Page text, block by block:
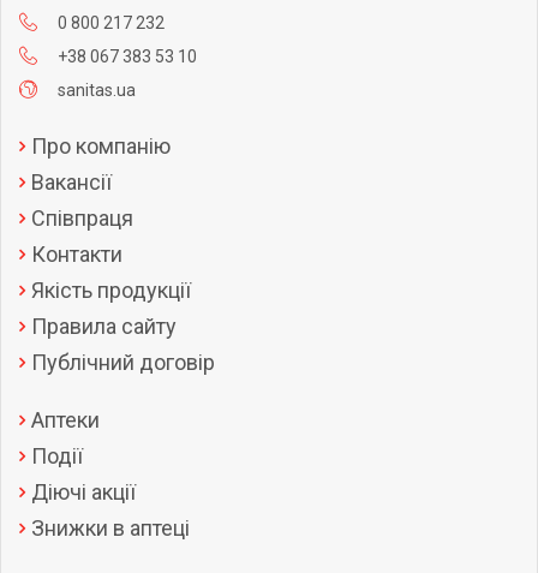
0 800 217 232
+38 067 383 53 10
sanitas.ua
Про компанію
Вакансії
Співпраця
Контакти
Якість продукції
Правила сайту
Публічний договір
Аптеки
Події
Діючі акції
Знижки в аптеці